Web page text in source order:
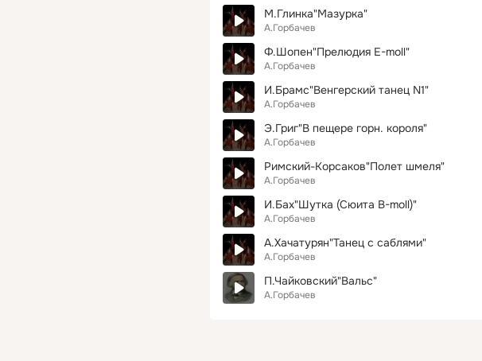
М.Глинка"Мазурка"
А.Горбачев
Ф.Шопен"Прелюдия E-moll"
А.Горбачев
И.Брамс"Венгерский танец N1"
А.Горбачев
Э.Григ"В пещере горн. короля"
А.Горбачев
Римский-Корсаков"Полет шмеля"
А.Горбачев
И.Бах"Шутка (Сюита B-moll)"
А.Горбачев
А.Хачатурян"Танец с саблями"
А.Горбачев
П.Чайковский"Вальс"
А.Горбачев